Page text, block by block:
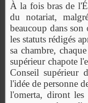
À la fois bras de
du notariat,
beaucoup dans son
les statuts rédigés
sa chambre,
supérieur chapote
Conseil supérieur
l'idée de personne
l'omerta, diront les